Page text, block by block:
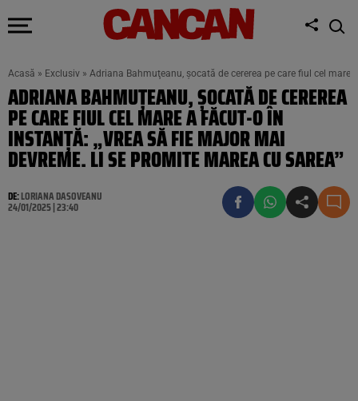
Acasă » Exclusiv » Adriana Bahmuţeanu, şocată de cererea pe care fiul cel
ADRIANA BAHMUŢEANU, ŞOCATĂ DE CEREREA
PE CARE FIUL CEL MARE A FĂCUT-O ÎN
INSTANŢĂ: „VREA SĂ FIE MAJOR MAI
DEVREME. LI SE PROMITE MAREA CU SAREA”
DE:LORIANA DASOVEANU
24/01/2025 | 23:40